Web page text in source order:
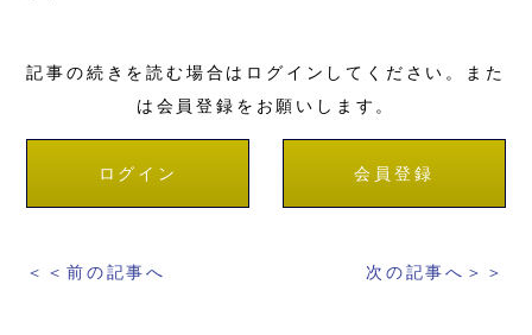
記事の続きを読む場合はログインしてください。また
は会員登録をお願いします。
ログイン 会員登録
＜＜前の記事へ 次の記事へ＞＞